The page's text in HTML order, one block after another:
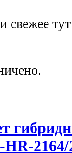
свежее
HR-2164/